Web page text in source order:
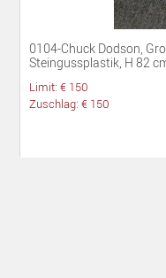
0104-Chuck Dodson,
Steingussplastik, H 82
Limit: € 150
Zuschlag: € 150